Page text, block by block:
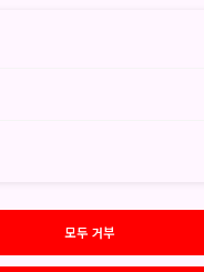
우 기사라즈와 인근의 관광
가역에서 우치보선을 타
보세요. 아쿠아 라인 고속
동하는 방법도 있습니다.
출발합니다.
모두 거부